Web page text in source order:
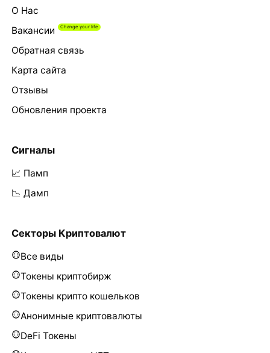
О Нас
Вакансии
Обратная связь
Карта сайта
Отзывы
Обновления проекта
Сигналы
📈 Памп
📉 Дамп
Секторы Криптовалют
Все виды
Токены криптобирж
Токены крипто кошельков
Анонимные криптовалюты
DeFi Токены